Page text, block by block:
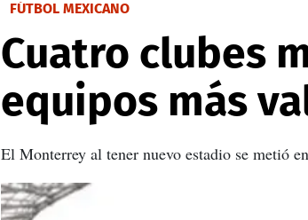
FÚTBOL MEXICANO
Cuatro clubes
equipos más
El Monterrey al tener nuevo estadio se metió